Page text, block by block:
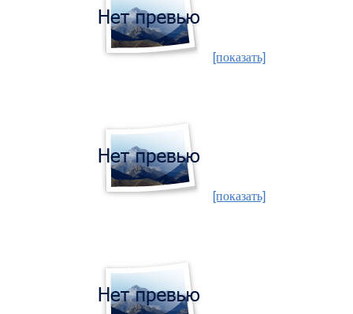
[показать]
[показать]